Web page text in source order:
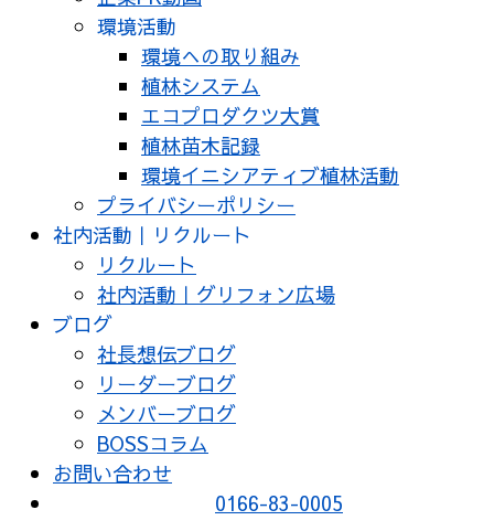
環境活動
環境への取り組み
植林システム
エコプロダクツ大賞
植林苗木記録
環境イニシアティブ植林活動
プライバシーポリシー
社内活動｜リクルート
リクルート
社内活動｜グリフォン広場
ブログ
社長想伝ブログ
リーダーブログ
メンバーブログ
BOSSコラム
お問い合わせ
0166-83-0005